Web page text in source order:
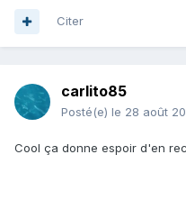
Citer
carlito85
Posté(e) le 28 août
Cool ça donne espoir d'en